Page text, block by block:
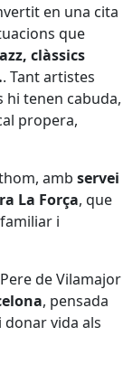
en una cita
que
clàssics
. Tant artistes
tenen cabuda,
propera,
amb servei
La Força, que
i
de Vilamajor
, pensada
vida als